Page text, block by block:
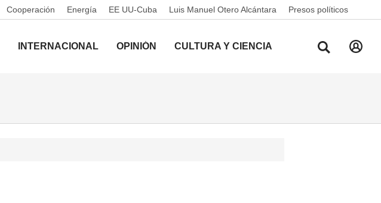
Cooperación Energía EE UU-Cuba Luis Manuel Otero Alcántara Presos políticos
INTERNACIONAL OPINIÓN CULTURA Y CIENCIA